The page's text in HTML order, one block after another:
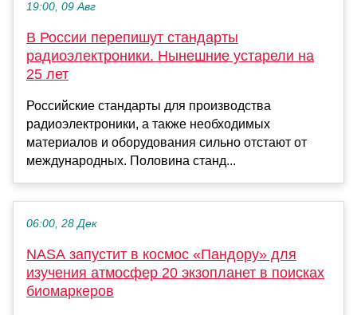
19:00, 09 Авг
В России перепишут стандарты
радиоэлектроники. Нынешние устарели на
25 лет
Российские стандарты для производства
радиоэлектроники, а также необходимых
материалов и оборудования сильно отстают от
международных. Половина станд...
06:00, 28 Дек
NASA запустит в космос «Пандору» для
изучения атмосфер 20 экзопланет в поисках
биомаркеров